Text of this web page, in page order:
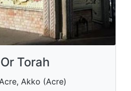
Torah
Akko (Acre)